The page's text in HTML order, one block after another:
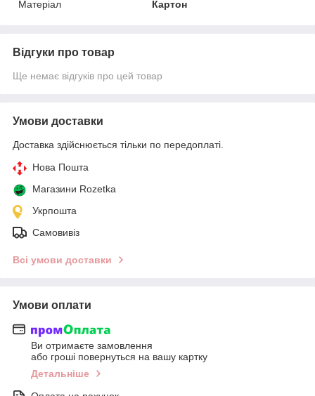
Матеріал Картон
Відгуки про товар
Ще немає відгуків про цей товар
Умови доставки
Доставка здійснюється тільки по передоплаті.
Нова Пошта
Магазини Rozetka
Укрпошта
Самовивіз
Всі умови доставки
Умови оплати
Ви отримаєте замовлення
або гроші повернуться на вашу картку
Детальніше